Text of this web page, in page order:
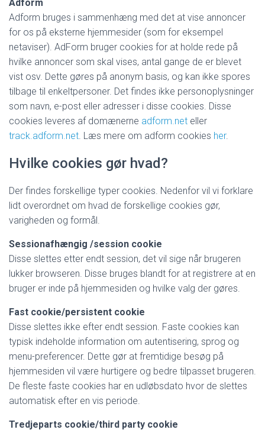
Adform
Adform bruges i sammenhæng med det at vise annoncer
for os på eksterne hjemmesider (som for eksempel
netaviser). AdForm bruger cookies for at holde rede på
hvilke annoncer som skal vises, antal gange de er blevet
vist osv. Dette gøres på anonym basis, og kan ikke spores
tilbage til enkeltpersoner. Det findes ikke personoplysninger
som navn, e-post eller adresser i disse cookies. Disse
cookies leveres af domænerne adform.net eller
track.adform.net. Læs mere om adform cookies her.
Hvilke cookies gør hvad?
Der findes forskellige typer cookies. Nedenfor vil vi forklare
lidt overordnet om hvad de forskellige cookies gør,
varigheden og formål.
Sessionafhængig /session cookie
Disse slettes etter endt session, det vil sige når brugeren
lukker browseren. Disse bruges blandt for at registrere at en
bruger er inde på hjemmesiden og hvilke valg der gøres.
Fast cookie/persistent cookie
Disse slettes ikke efter endt session. Faste cookies kan
typisk indeholde information om autentisering, sprog og
menu-preferencer. Dette gør at fremtidige besøg på
hjemmesiden vil være hurtigere og bedre tilpasset brugeren.
De fleste faste cookies har en udløbsdato hvor de slettes
automatisk efter en vis periode.
Tredjeparts cookie/third party cookie